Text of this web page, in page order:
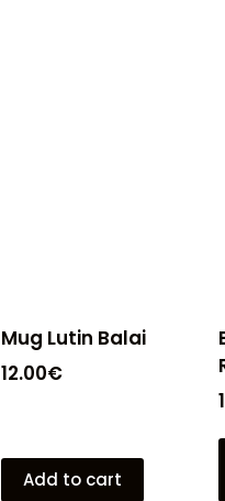
Mug Lutin Balai
12.00€
Add to cart